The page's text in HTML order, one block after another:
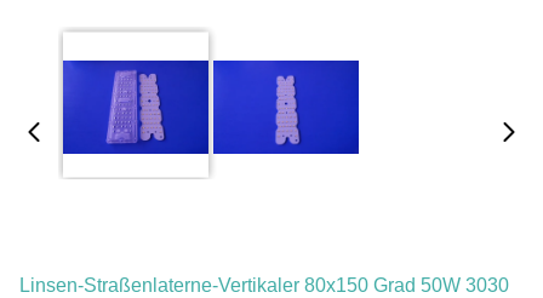
Linsen-Straßenlaterne-Vertikaler 80x150 Grad 50W 3030